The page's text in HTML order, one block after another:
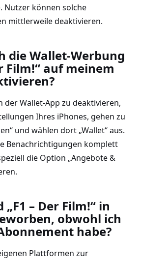
Nutzer können solche
mittlerweile deaktivieren.
die Wallet-Werbung
Film!“ auf meinem
der Wallet-App zu deaktivieren,
Ihres iPhones, gehen zu
und wählen dort „Wallet“ aus.
Benachrichtigungen komplett
die Option „Angebote &
– Der Film!“ in
obwohl ich
habe?
Plattformen zur